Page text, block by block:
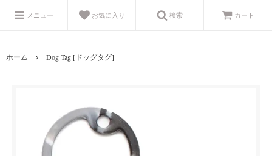
メニュー お気に入り 検索 カート
ホーム Dog Tag [ドッグタグ]